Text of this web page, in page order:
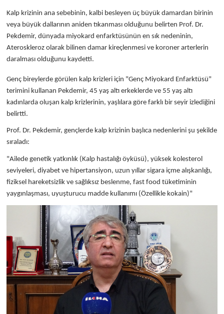
Kalp krizinin ana sebebinin, kalbi besleyen üç büyük damardan birinin
veya büyük dallarının aniden tıkanması olduğunu belirten Prof. Dr.
Pekdemir, dünyada miyokard enfarktüsünün en sık nedeninin,
Ateroskleroz olarak bilinen damar kireçlenmesi ve koroner arterlerin
daralması olduğunu kaydetti.
Genç bireylerde görülen kalp krizleri için "Genç Miyokard Enfarktüsü"
terimini kullanan Pekdemir, 45 yaş altı erkeklerde ve 55 yaş altı
kadınlarda oluşan kalp krizlerinin, yaşlılara göre farklı bir seyir izlediğini
belirtti.
Prof. Dr. Pekdemir, gençlerde kalp krizinin başlıca nedenlerini şu şekilde
sıraladı:
"Ailede genetik yatkınlık (Kalp hastalığı öyküsü), yüksek kolesterol
seviyeleri, diyabet ve hipertansiyon, uzun yıllar sigara içme alışkanlığı,
fiziksel hareketsizlik ve sağlıksız beslenme, fast food tüketiminin
yaygınlaşması, uyuşturucu madde kullanımı (Özellikle kokain)"